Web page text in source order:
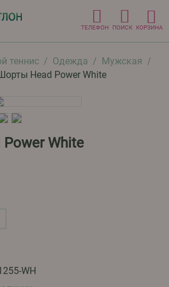
ТЕЛЕФОН ПОИСК КОРЗИНА
теннис / Одежда / Мужская /
Head Power White
White
WH